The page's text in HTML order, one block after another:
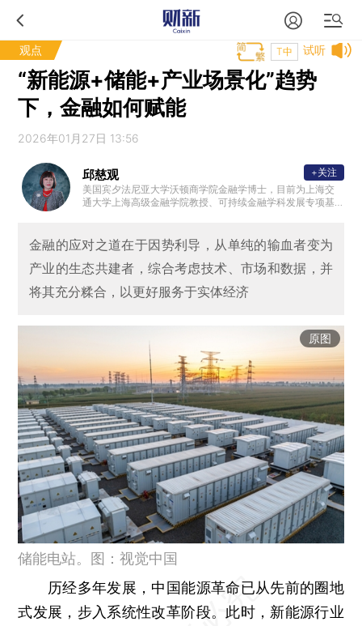
观点 试听
T中
“新能源+储能+产业场景化”趋势
下，金融如何赋能
2026年01月27日 13:56
邱慈观
美国宾夕法尼亚大学沃顿商学院金融学博士，目前为上海交
通大学上海高级金融学院教授、可持续金融学科发展专项基
+关注
金融的应对之道在于因势利导，从单纯的输血者变为
产业的生态共建者，综合考虑技术、市场和数据，并
将其充分糅合，以更好服务于实体经济
原图
储能电站。图：视觉中国
历经多年发展，中国能源革命已从先前的圈地
式发展，步入系统性改革阶段。此时，新能源行业